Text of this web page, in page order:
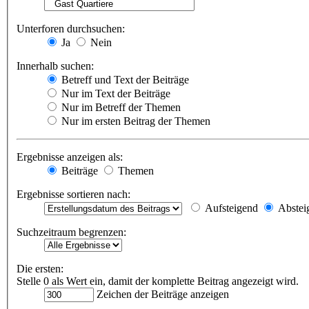
Unterforen durchsuchen:
Ja
Nein
Innerhalb suchen:
Betreff und Text der Beiträge
Nur im Text der Beiträge
Nur im Betreff der Themen
Nur im ersten Beitrag der Themen
Ergebnisse anzeigen als:
Beiträge
Themen
Ergebnisse sortieren nach:
Aufsteigend
Suchzeitraum begrenzen:
Die ersten:
Stelle 0 als Wert ein, damit der komplette Beitrag angezeigt wird.
Zeichen der Beiträge anzeigen